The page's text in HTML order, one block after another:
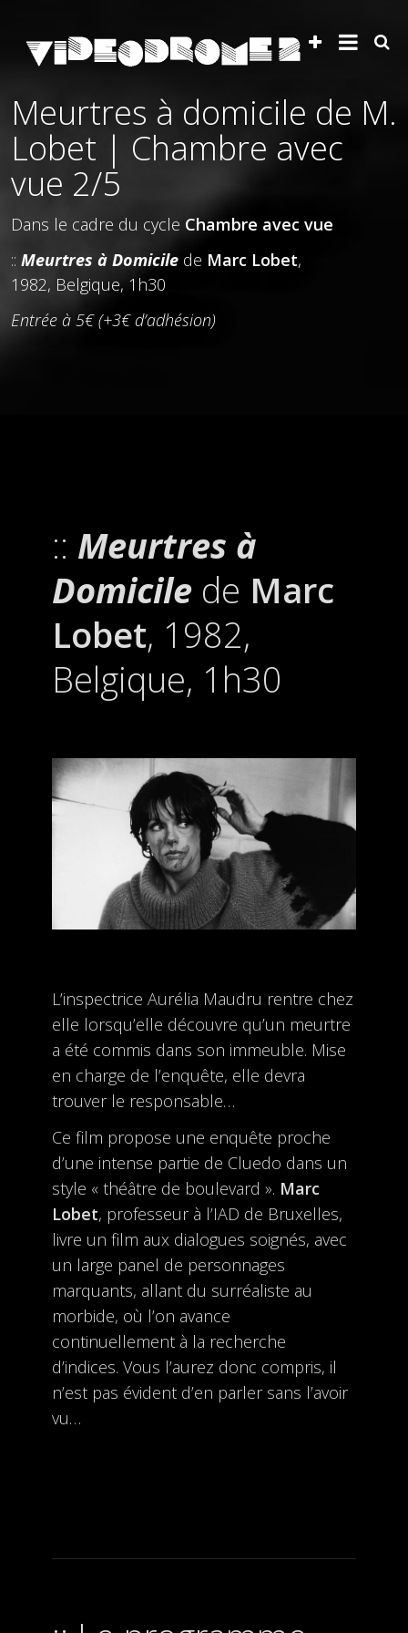
Meurtres à domicile de M.
Lobet | Chambre avec
vue 2/5
Dans le cadre du cycle Chambre avec vue
:: Meurtres à Domicile de Marc Lobet,
1982, Belgique, 1h30
Entrée à 5€ (+3€ d’adhésion)
Meurtres à
Domicile de Marc
Lobet, 1982,
Belgique, 1h30
L’inspectrice Aurélia Maudru rentre chez
elle lorsqu’elle découvre qu’un meurtre
a été commis dans son immeuble. Mise
en charge de l’enquête, elle devra
trouver le responsable…
Ce film propose une enquête proche
d’une intense partie de Cluedo dans un
style « théâtre de boulevard ». Marc
Lobet, professeur à l’IAD de Bruxelles,
livre un film aux dialogues soignés, avec
un large panel de personnages
marquants, allant du surréaliste au
morbide, où l’on avance
continuellement à la recherche
d’indices. Vous l’aurez donc compris, il
n’est pas évident d’en parler sans l’avoir
vu…